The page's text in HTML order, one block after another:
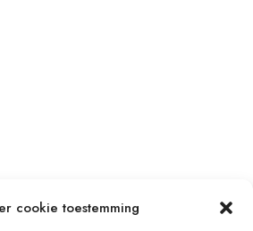
cookie toestemming